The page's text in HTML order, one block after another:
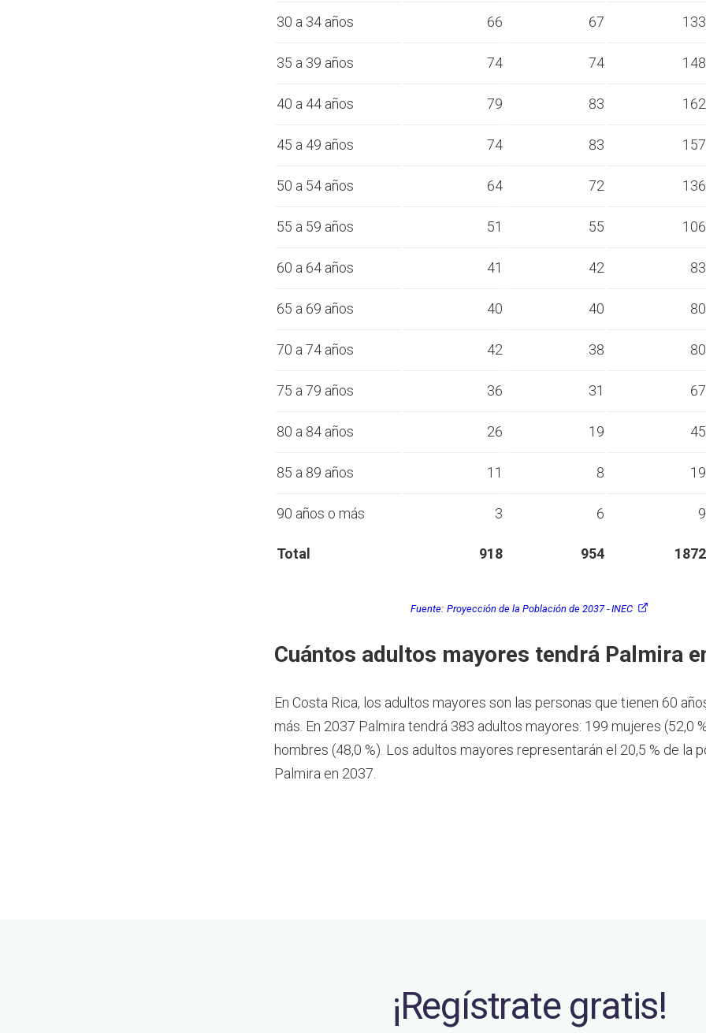
30 a 34 años 66 67 133
35 a 39 años 74 74 148
40 a 44 años 79 83 162
45 a 49 años 74 83 157
50 a 54 años 64 72 136
55 a 59 años 51 55 106
60 a 64 años 41 42 83
65 a 69 años 40 40 80
70 a 74 años 42 38 80
75 a 79 años 36 31 67
80 a 84 años 26 19 45
85 a 89 años 11 8 19
90 años o más 3 6 9
Total 918 954 1872
Fuente: Proyección de la Población de 2037 - INEC
Cuántos adultos mayores tendrá Palmira
En Costa Rica, los adultos mayores son las personas que tienen 60
más. En 2037 Palmira tendrá 383 adultos mayores: 199 mujeres (52,0
hombres (48,0 %). Los adultos mayores representarán el 20,5 % de la
Palmira en 2037.
¡Regístrate gratis!